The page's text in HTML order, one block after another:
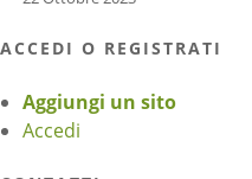
ACCEDI O REGISTRATI
Aggiungi un sito
Accedi